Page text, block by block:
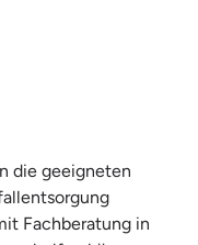
die geeigneten
Fachberatung in